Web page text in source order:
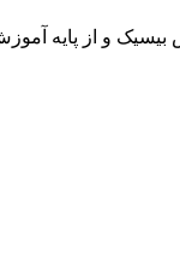
و از پایه